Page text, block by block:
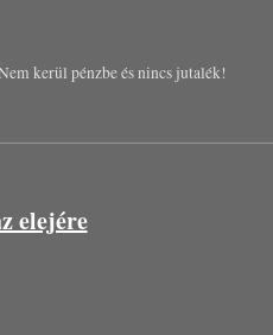
kerül pénzbe és nincs jutalék!
elejére